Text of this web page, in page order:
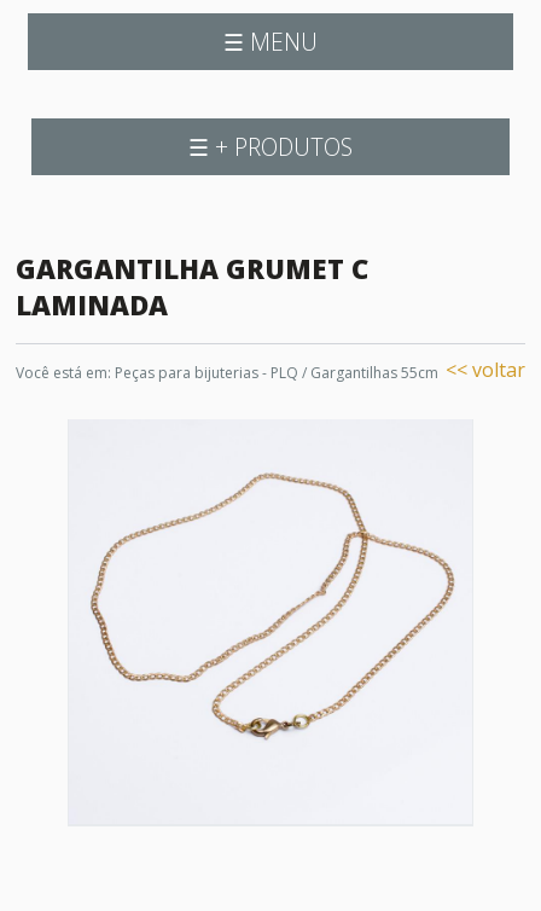
☰ MENU
☰ + PRODUTOS
GARGANTILHA GRUMET C
LAMINADA
Você está em: Peças para bijuterias - PLQ / Gargantilhas 55cm << voltar